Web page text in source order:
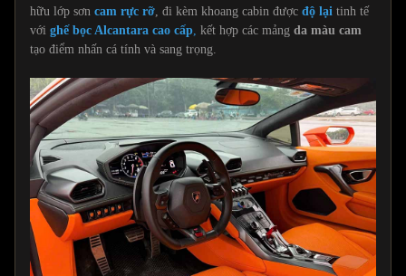
hữu lớp sơn cam rực rỡ, đi kèm khoang cabin được độ lại tinh tế
với ghế bọc Alcantara cao cấp, kết hợp các mảng da màu cam
tạo điểm nhấn cá tính và sang trọng.